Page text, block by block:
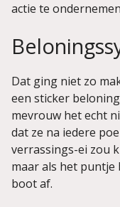
actie te
Dat ging niet zo
een sticker
mevrouw het echt
dat ze na iedere
verrassings-ei zou
maar als het puntje
boot af.